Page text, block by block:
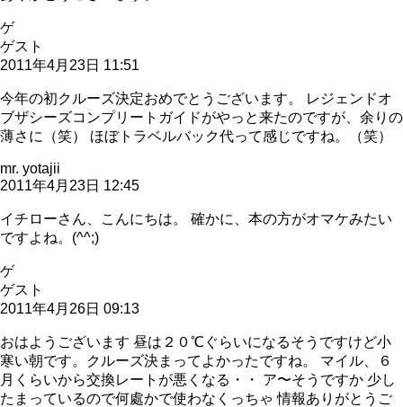
ゲ
ゲスト
2011年4月23日 11:51
今年の初クルーズ決定おめでとうございます。 レジェンドオ
ブザシーズコンプリートガイドがやっと来たのですが、余りの
薄さに（笑） ほぼトラベルバック代って感じですね。（笑）
mr. yotajii
2011年4月23日 12:45
イチローさん、こんにちは。 確かに、本の方がオマケみたい
ですよね。(^^;)
ゲ
ゲスト
2011年4月26日 09:13
おはようございます 昼は２０℃ぐらいになるそうですけど小
寒い朝です。クルーズ決まってよかったですね。 マイル、６
月くらいから交換レートが悪くなる・・ ア〜そうですか 少し
たまっているので何處かで使わなくっちゃ 情報ありがとうご